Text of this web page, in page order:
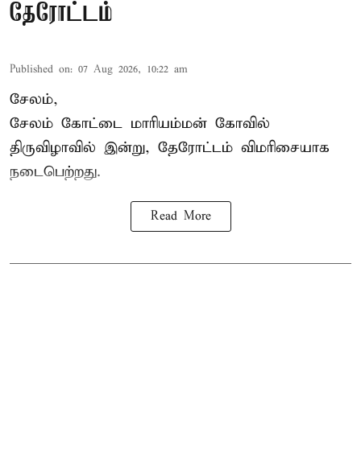
தேரோட்டம்
Published on: 07 Aug 2026, 10:22 am
சேலம்,
சேலம் கோட்டை மாரியம்மன் கோவில்
திருவிழாவில் இன்று, தேரோட்டம் விமரிசையாக
நடைபெற்றது.
Read More